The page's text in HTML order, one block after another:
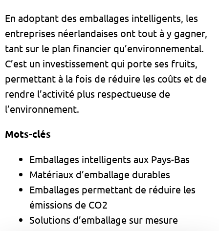
En adoptant des emballages intelligents, les
entreprises néerlandaises ont tout à y gagner,
tant sur le plan financier qu’environnemental.
C’est un investissement qui porte ses fruits,
permettant à la fois de réduire les coûts et de
rendre l’activité plus respectueuse de
l’environnement.
Mots-clés
Emballages intelligents aux Pays-Bas
Matériaux d’emballage durables
Emballages permettant de réduire les
émissions de CO2
Solutions d’emballage sur mesure